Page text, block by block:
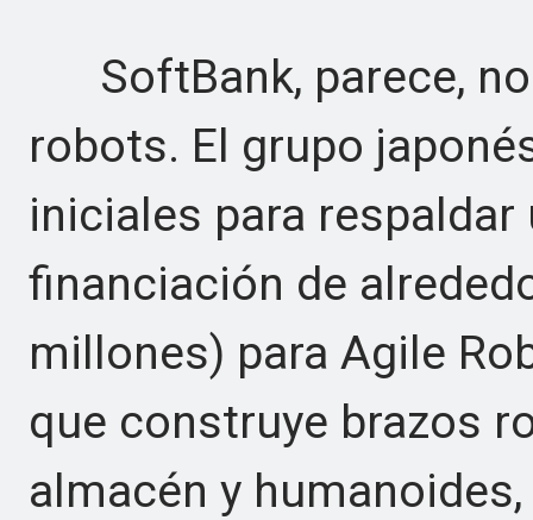
SoftBank, parece,
robots. El grupo
iniciales para respaldar
financiación de
millones) para Agile
que construye brazos
almacén y